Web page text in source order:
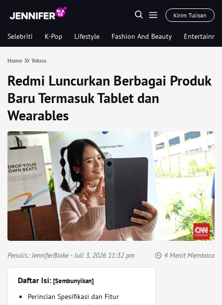
Kirim Tulisan
Selebriti K-Pop Lifestyle Fashion And Beauty
Home Tekno
Redmi Luncurkan Berbagai Produk
Baru Termasuk Tablet dan
Wearables
Penulis:JenniferBlake- Juli 3, 2026 11:32 pm 4 Menit Membaca
Daftar Isi: [Sembunyikan]
Perincian Spesifikasi dan Fitur